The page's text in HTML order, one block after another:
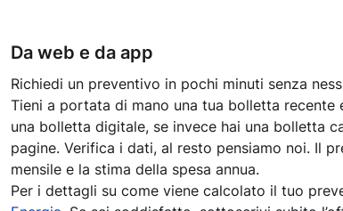
Da web e da app
Richiedi un preventivo in pochi minuti senza
Tieni a portata di mano una tua bolletta
una bolletta digitale, se invece hai una bolletta
pagine. Verifica i dati, al resto pensiamo noi. Il
mensile e la stima della spesa annua.
Per i dettagli su come viene calcolato il tuo